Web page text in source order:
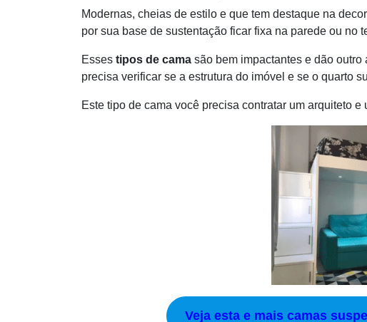
Modernas, cheias de estilo e que tem destaque na
por sua base de sustentação ficar fixa na parede ou no
Esses tipos de cama são bem impactantes e dão
precisa verificar se a estrutura do imóvel e se o quarto
Este tipo de cama você precisa contratar um arquiteto
Veja esta e mais camas